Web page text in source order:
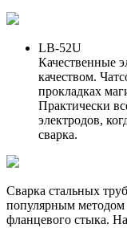
LB-52U
Качественные
качеством.
прокладках
Практически
электродов,
сварка.
Сварка стальных
популярным методом
фланцевого стыка.